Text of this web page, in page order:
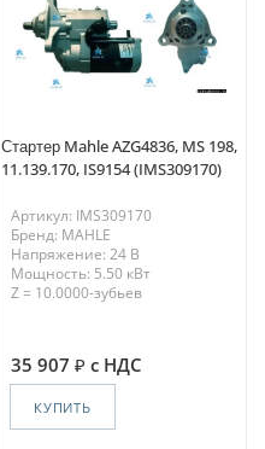
Стартер Mahle AZG4836, MS 198,
11.139.170, IS9154 (IMS309170)
Артикул: IMS309170
Бренд: MAHLE
Напряжение: 24 В
Мощность: 5.50 кВт
Z = 10.0000-зубьев
35 907 с НДС
КУПИТЬ